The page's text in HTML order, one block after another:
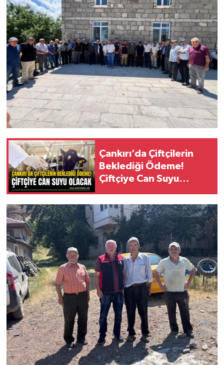
Çankırı’da Çiftçilerin
Beklediği Ödeme!
Çiftçiye Can Suyu